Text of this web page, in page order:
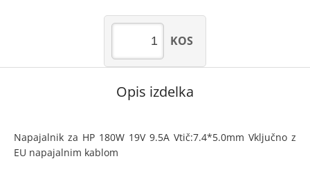
KOS
Opis izdelka
Napajalnik za HP 180W 19V 9.5A Vtič:7.4*5.0mm Vključno z
EU napajalnim kablom